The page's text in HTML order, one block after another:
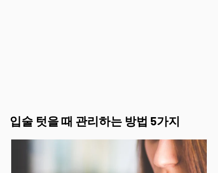
입술 텃을 때 관리하는 방법 5가지